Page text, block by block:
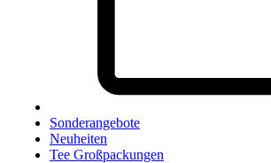
Sonderangebote
Neuheiten
Tee Großpackungen